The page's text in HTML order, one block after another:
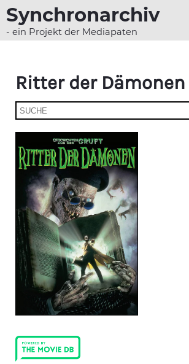
Synchronarchiv
- ein Projekt der Mediapaten
Ritter der Dämonen